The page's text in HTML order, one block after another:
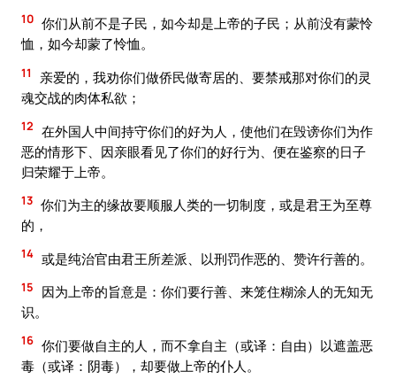
10 你们从前不是子民，如今却是上帝的子民；从前没有蒙怜
恤，如今却蒙了怜恤。
11
亲爱的，我劝你们做侨民做寄居的、要禁戒那对你们的灵
魂交战的肉体私欲；
12 在外国人中间持守你们的好为人，使他们在毁谤你们为作
恶的情形下、因亲眼看见了你们的好行为、便在鉴察的日子
归荣耀于上帝。
13 你们为主的缘故要顺服人类的一切制度，或是君王为至尊
的，
14 或是纯治官由君王所差派、以刑罚作恶的、赞许行善的。
15
因为上帝的旨意是：你们要行善、来笼住糊涂人的无知无
识。
16 你们要做自主的人，而不拿自主（或译：自由）以遮盖恶
毒（或译：阴毒），却要做上帝的仆人。